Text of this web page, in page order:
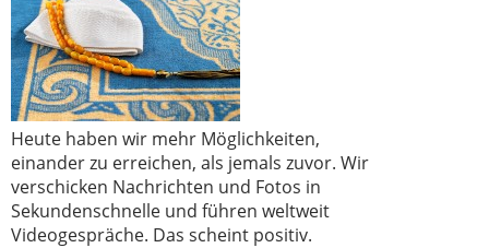
Heute haben wir mehr Möglichkeiten,
einander zu erreichen, als jemals zuvor. Wir
verschicken Nachrichten und Fotos in
Sekundenschnelle und führen weltweit
Videogespräche. Das scheint positiv.